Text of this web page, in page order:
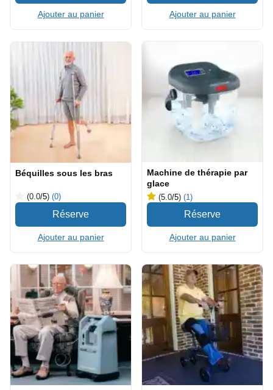
Ajouter au panier Ajouter au panier
Béquilles sous les bras
(0.0/5) (0)
Ajouter au panier
Machine de thérapie par
glace
(5.0/5) (1)
Ajouter au panier